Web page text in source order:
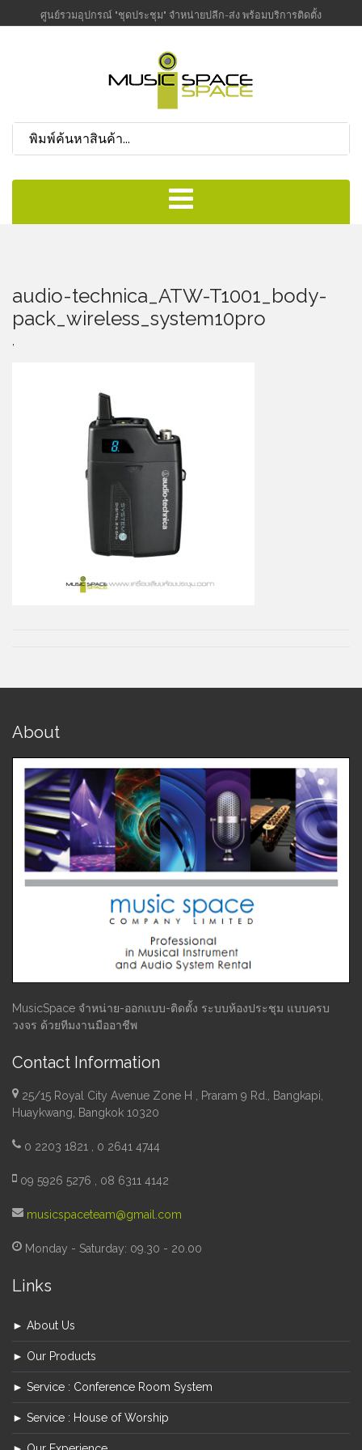
ศูนย์รวมอุปกรณ์ "ชุดประชุม" จำหน่ายปลีก-ส่ง พร้อมบริการติดตั้ง
audio-technica_ATW-T1001_body-
pack_wireless_system10pro
About
MusicSpace จำหน่าย-ออกแบบ-ติดตั้ง ระบบห้องประชุม แบบครบ
วงจร ด้วยทีมงานมืออาชีพ
Contact Information
25/15 Royal City Avenue Zone H , Praram 9 Rd., Bangkapi,
Huaykwang, Bangkok 10320
0 2203 1821 , 0 2641 4744
09 5926 5276 , 08 6311 4142
musicspaceteam@gmail.com
Monday - Saturday: 09.30 - 20.00
Links
► About Us
► Our Products
► Service : Conference Room System
► Service : House of Worship